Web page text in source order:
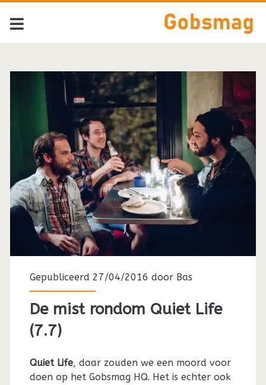
Tag:
<span>Stephen
Stills</span>
Gepubliceerd 27/04/2016 door Bas
De mist rondom Quiet Life
(7.7)
Quiet Life, daar zouden we een moord voor
doen op het Gobsmag HQ. Het is echter ook